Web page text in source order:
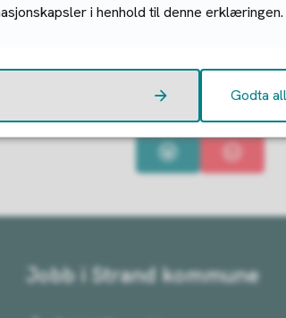
Fant du det du lette
Ja Nei
Jobb i Strand kommune
i henhold til denne
Godta